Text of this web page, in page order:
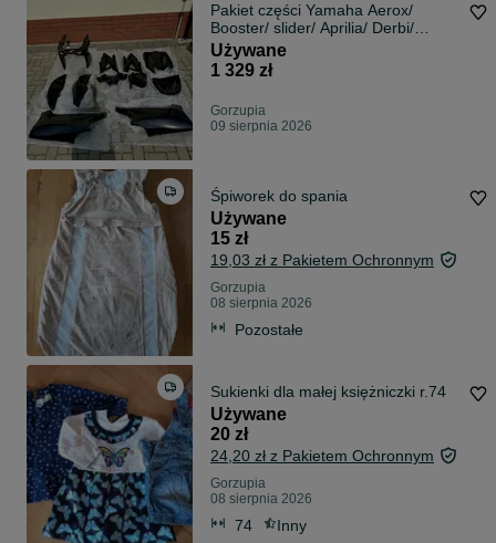
Pakiet części Yamaha Aerox/
Booster/ slider/ Aprilia/ Derbi/
Sherco/ Stage6/ Malossi/ DMP/
Rieju/ Husqvarna/ Yasuni/ Polini/
Nowe/ używane/ BCD
Używane
1 329 zł
Gorzupia
09 sierpnia 2026
Śpiworek do spania
Używane
15 zł
19,03 zł z Pakietem Ochronnym
Gorzupia
08 sierpnia 2026
Pozostałe
Sukienki dla małej księżniczki r.74
Używane
20 zł
24,20 zł z Pakietem Ochronnym
Gorzupia
08 sierpnia 2026
74 Inny